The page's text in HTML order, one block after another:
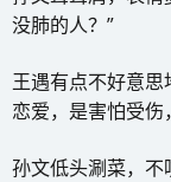
没肺的人？”
王遇有点不好意
恋爱，是害怕受
孙文低头涮菜，不